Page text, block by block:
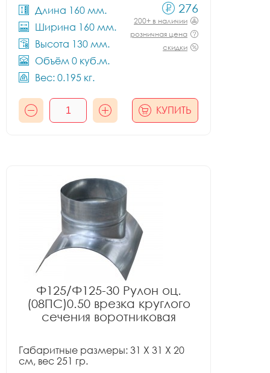
Длина 160 мм.
Ширина 160 мм.
Высота 130 мм.
Объём 0 куб.м.
Вес: 0.195 кг.
276
200+ в наличии
розничная цена
скидки
КУПИТЬ
Ф125/Ф125-30 Рулон оц.
(08ПС)0.50 врезка круглого
сечения воротниковая
Габаритные размеры: 31 X 31 X 20
см, вес 251 гр.